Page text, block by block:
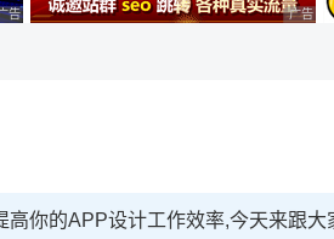
告 商业广告，理性选择 广告 商
你的APP设计工作效率,今天来跟大